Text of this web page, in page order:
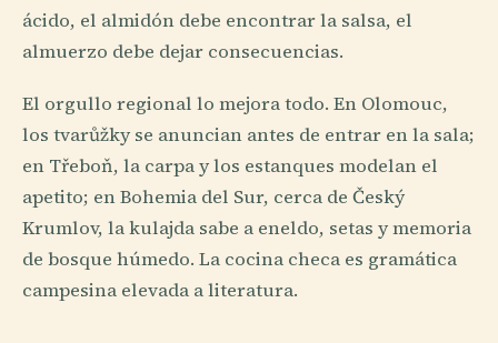
ácido, el almidón debe encontrar la salsa, el
almuerzo debe dejar consecuencias.
El orgullo regional lo mejora todo. En Olomouc,
los tvarůžky se anuncian antes de entrar en la sala;
en Třeboň, la carpa y los estanques modelan el
apetito; en Bohemia del Sur, cerca de Český
Krumlov, la kulajda sabe a eneldo, setas y memoria
de bosque húmedo. La cocina checa es gramática
campesina elevada a literatura.